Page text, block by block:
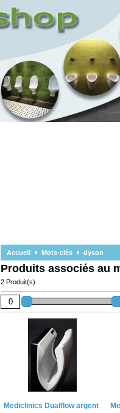
Accueil Mots-clés dyson
Produits associés au
2 Produit(s)
Mediclinics Dualflow argent